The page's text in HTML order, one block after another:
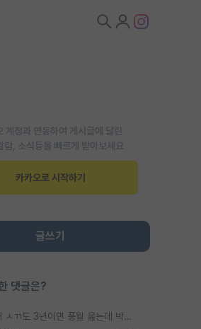
계정과 연동하여 게시글에 달린
람, 소식등을 빠르게 받아보세요
카카오로 시작하기
글쓰기
댓글은?
서당개 개 ㅅㄲ도 3년이면 풍월 읊는데 박사 5년 이상 대리고 있으면서 물된건 교수 탓 맞는ㄱ게 거기가 서당이 아니란 소리임